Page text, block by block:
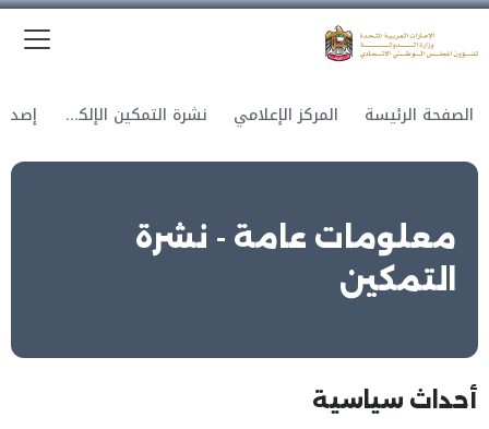
الصفحة الرئيسة المركز الإعلامي نشرة التمكين الإلكترونية
معلومات عامة - نشرة
التمكين
أحداث سياسية